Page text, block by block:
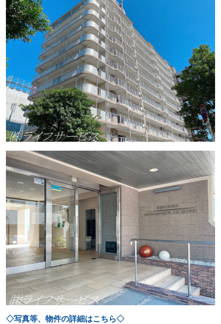
◇写真等、物件の詳細はこちら◇